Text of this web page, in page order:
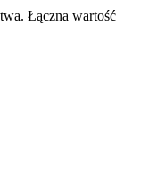
Łączna wartość